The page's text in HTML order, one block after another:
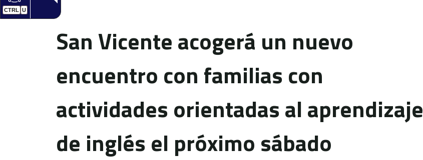
CTRL U
San Vicente acogerá un nuevo
encuentro con familias con
actividades orientadas al aprendizaje
de inglés el próximo sábado